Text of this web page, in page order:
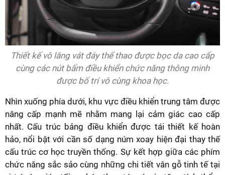
Thiết kế vô lăng vát đáy thể thao được bọc da cao cấp
cùng các nút bấm điều khiển chức năng thông minh
được bố trí vô cùng khoa học.
Nhìn xuống phía dưới, khu vực điều khiển trung tâm được
nâng cấp mạnh mẽ nhằm mang lại cảm giác cao cấp
nhất. Cấu trúc bảng điều khiển được tái thiết kế hoàn
hảo, nổi bật với cần số dạng núm xoay hiện đại thay thế
cấu trúc cơ học truyền thống. Sự kết hợp giữa các phím
chức năng sắc sảo cùng những chi tiết vân gỗ tinh tế tại